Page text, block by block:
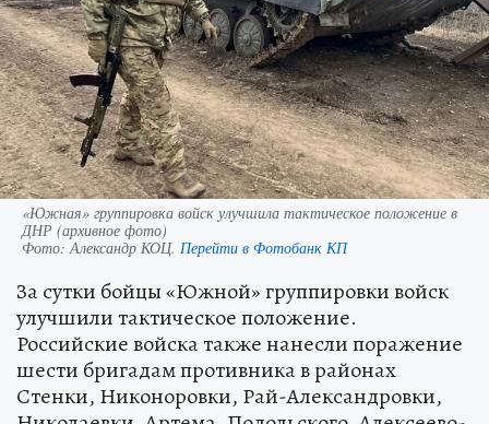
«Южная» группировка войск улучшила тактическое положение в
ДНР (архивное фото)
Фото:Александр КОЦ. Перейти в Фотобанк КП
За сутки бойцы «Южной» группировки войск
улучшили тактическое положение.
Российские войска также нанесли поражение
шести бригадам противника в районах
Стенки, Никоноровки, Рай-Александровки,